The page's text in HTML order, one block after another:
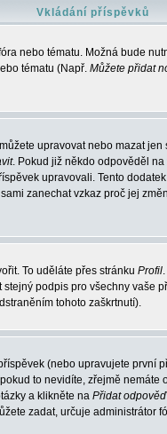
Vkládání příspěvků
nebo tématu. Možná bude
tématu (Např. Můžete přidat
upravovat nebo mazat
. Pokud již někdo odpověděl
upravovali. Tento
zanechat vzkaz proč jej
To uděláte přes stránku Profil
stejný podpis pro všechny vaše
tohoto zaškrtnutí).
(nebo upravujete první
to nevidíte, zřejmě nemáte
a klikněte na Přidat odpověď
zadat, určuje administrátor